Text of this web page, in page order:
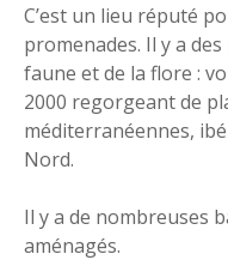
C’est un lieu réputé
promenades. Il y a
faune et de la flore :
2000 regorgeant de
méditerranéennes,
Nord.
Il y a de nombreuses
aménagés.